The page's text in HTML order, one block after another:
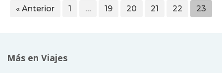
« Anterior 1 … 19 20 21 22 23
Más en Viajes